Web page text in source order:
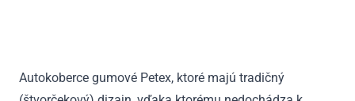
Autokoberce gumové Petex, ktoré majú tradičný